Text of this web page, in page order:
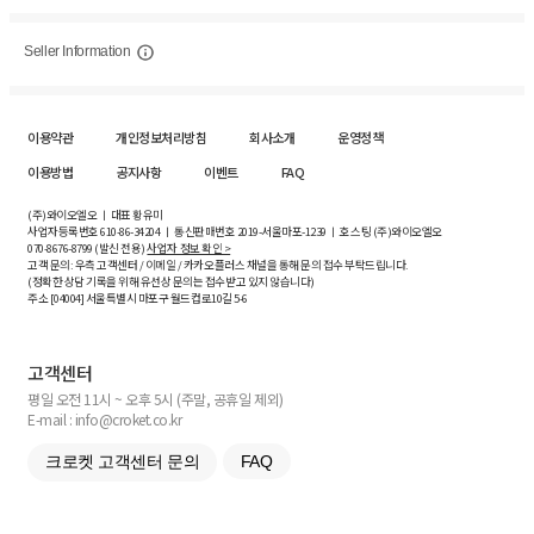
Seller Information
이용약관 개인정보처리방침 회사소개
운영정책
이용방법
공지사항 이벤트 FAQ
(주)와이오엘오 ㅣ 대표 황유미
사업자등록번호610-86-34204ㅣ 통신판매번호 2019-서울마포-1239 ㅣ 호스팅 (주)와이오엘오
070-8676-8799 (발신 전용)사업자 정보 확인 >
고객 문의: 우측 고객센터 / 이메일 / 카카오플러스 채널을 통해 문의 접수 부탁드립니다.
(정확한 상담 기록을 위해 유선상 문의는 접수받고 있지 않습니다)
주소 [04004] 서울특별시 마포구 월드컵로10길5-6
고객센터
평일 오전 11시 ~ 오후 5시 (주말, 공휴일 제외)
E-mail : info@croket.co.kr
크로켓 고객센터 문의 FAQ